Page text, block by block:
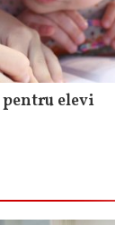
elevi